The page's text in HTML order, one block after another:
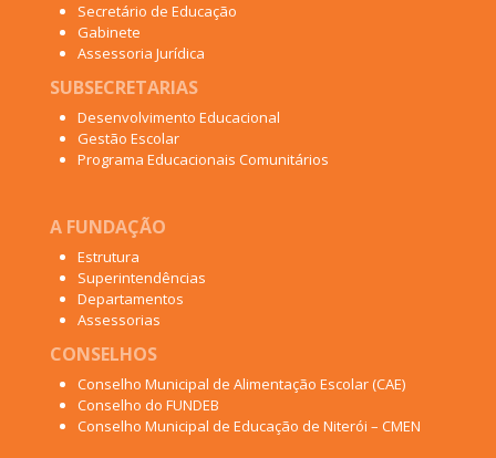
Secretário de Educação
Gabinete
Assessoria Jurídica
SUBSECRETARIAS
Desenvolvimento Educacional
Gestão Escolar
Programa Educacionais Comunitários
A FUNDAÇÃO
Estrutura
Superintendências
Departamentos
Assessorias
CONSELHOS
Conselho Municipal de Alimentação Escolar (CAE)
Conselho do FUNDEB
Conselho Municipal de Educação de Niterói – CMEN